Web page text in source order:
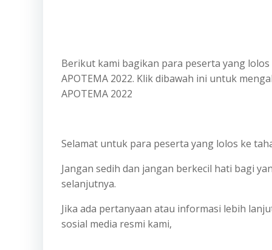
Berikut kami bagikan para peserta yang
APOTEMA 2022. Klik dibawah ini untuk
APOTEMA 2022
Selamat untuk para peserta yang lolos ke
Jangan sedih dan jangan berkecil hati bagi
selanjutnya.
Jika ada pertanyaan atau informasi lebih
sosial media resmi kami,